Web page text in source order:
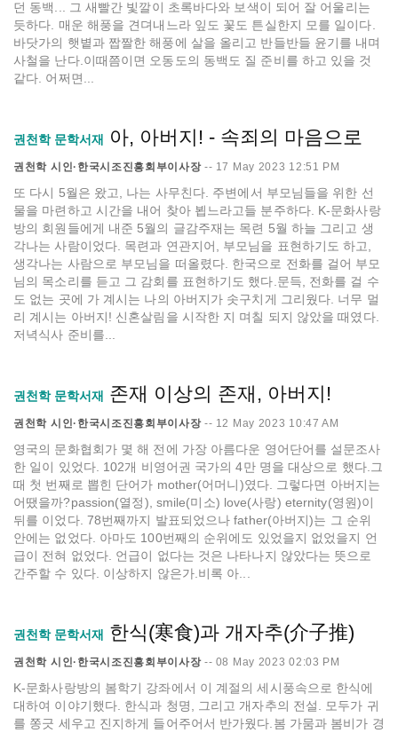
던 동백... 그 새빨간 빛깔이 초록바다와 보색이 되어 잘 어울리는
듯하다. 매운 해풍을 견뎌내느라 잎도 꽃도 튼실한지 모를 일이다.
바닷가의 햇볕과 짭짤한 해풍에 살을 올리고 반들반들 윤기를 내며
사철을 난다.이때쯤이면 오동도의 동백도 질 준비를 하고 있을 것
같다. 어쩌면...
권천학 문학서재 아, 아버지! - 속죄의 마음으로
권천학 시인·한국시조진흥회부이사장-- 17 May 2023 12:51 PM
또 다시 5월은 왔고, 나는 사무친다. 주변에서 부모님들을 위한 선
물을 마련하고 시간을 내어 찾아 뵙느라고들 분주하다. K-문화사랑
방의 회원들에게 내준 5월의 글감주재는 목련 5월 하늘 그리고 생
각나는 사람이었다. 목련과 연관지어, 부모님을 표현하기도 하고,
생각나는 사람으로 부모님을 떠올렸다. 한국으로 전화를 걸어 부모
님의 목소리를 듣고 그 감회를 표현하기도 했다.문득, 전화를 걸 수
도 없는 곳에 가 계시는 나의 아버지가 솟구치게 그리웠다. 너무 멀
리 계시는 아버지! 신혼살림을 시작한 지 며칠 되지 않았을 때였다.
저녁식사 준비를...
권천학 문학서재 존재 이상의 존재, 아버지!
권천학 시인·한국시조진흥회부이사장-- 12 May 2023 10:47 AM
영국의 문화협회가 몇 해 전에 가장 아름다운 영어단어를 설문조사
한 일이 있었다. 102개 비영어권 국가의 4만 명을 대상으로 했다.그
때 첫 번째로 뽑힌 단어가 mother(어머니)였다. 그렇다면 아버지는
어땠을까?passion(열정), smile(미소) love(사랑) eternity(영원)이
뒤를 이었다. 78번째까지 발표되었으나 father(아버지)는 그 순위
안에는 없었다. 아마도 100번째의 순위에도 있었을지 없었을지 언
급이 전혀 없었다. 언급이 없다는 것은 나타나지 않았다는 뜻으로
간주할 수 있다. 이상하지 않은가.비록 아...
권천학 문학서재 한식(寒食)과 개자추(介子推)
권천학 시인·한국시조진흥회부이사장-- 08 May 2023 02:03 PM
K-문화사랑방의 봄학기 강좌에서 이 계절의 세시풍속으로 한식에
대하여 이야기했다. 한식과 청명, 그리고 개자추의 전설. 모두가 귀
를 쫑긋 세우고 진지하게 들어주어서 반가웠다.봄 가뭄과 봄비가 경